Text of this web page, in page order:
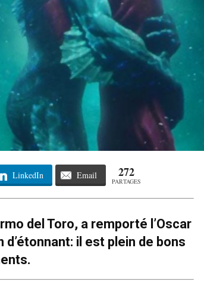
LinkedIn Email 272
PARTAGES
del Toro, a remporté l’Oscar
il est plein de bons